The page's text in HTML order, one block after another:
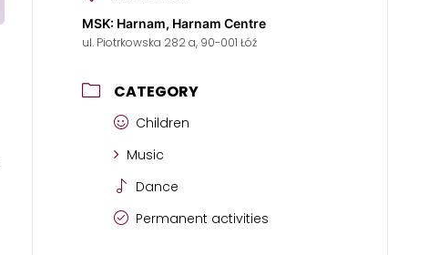
MSK: Harnam, Harnam Centre
ul. Piotrkowska 282 a, 90-001 Łóź
CATEGORY
Children
Music
Dance
Permanent activities